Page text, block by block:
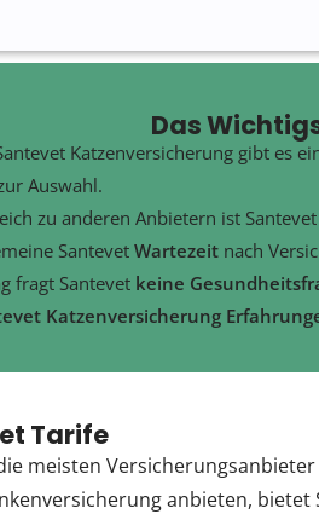
Das
Katzenversicherung gibt es
Auswahl.
zu anderen Anbietern ist Santevet
Santevet Wartezeit nach
fragt Santevet keine
Katzenversicherung
Tarife
meisten
anbieten, bietet